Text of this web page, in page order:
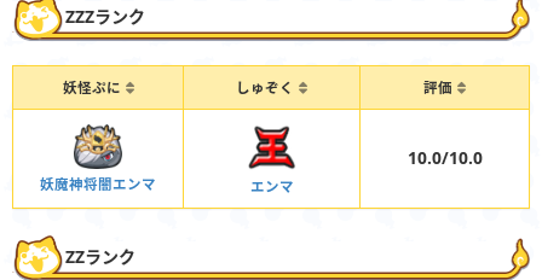
ZZZランク
妖怪ぷに しゅぞく 評価
妖魔神将闇エンマ エンマ
10.0/10.0
ZZランク